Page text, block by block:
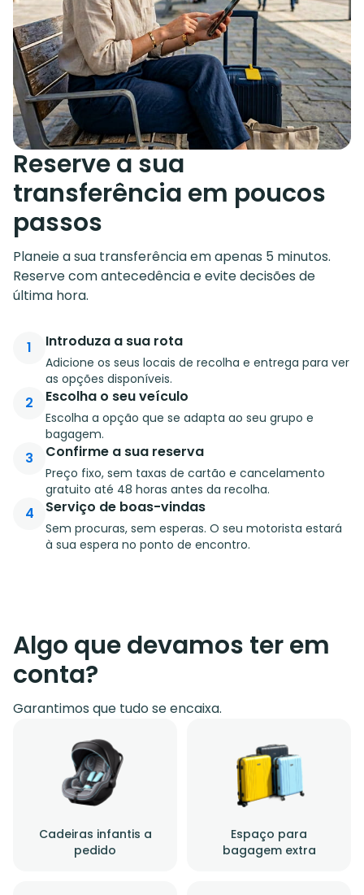
Reserve a sua
transferência em poucos
passos
Planeie a sua transferência em apenas 5 minutos.
Reserve com antecedência e evite decisões de
última hora.
1 Introduza a sua rota
Adicione os seus locais de recolha e entrega para ver
as opções disponíveis.
2 Escolha o seu veículo
Escolha a opção que se adapta ao seu grupo e
bagagem.
3 Confirme a sua reserva
Preço fixo, sem taxas de cartão e cancelamento
gratuito até 48 horas antes da recolha.
4 Serviço de boas-vindas
Sem procuras, sem esperas. O seu motorista estará
à sua espera no ponto de encontro.
Algo que devamos ter em
conta?
Garantimos que tudo se encaixa.
Cadeiras infantis a
pedido
Espaço para
bagagem extra